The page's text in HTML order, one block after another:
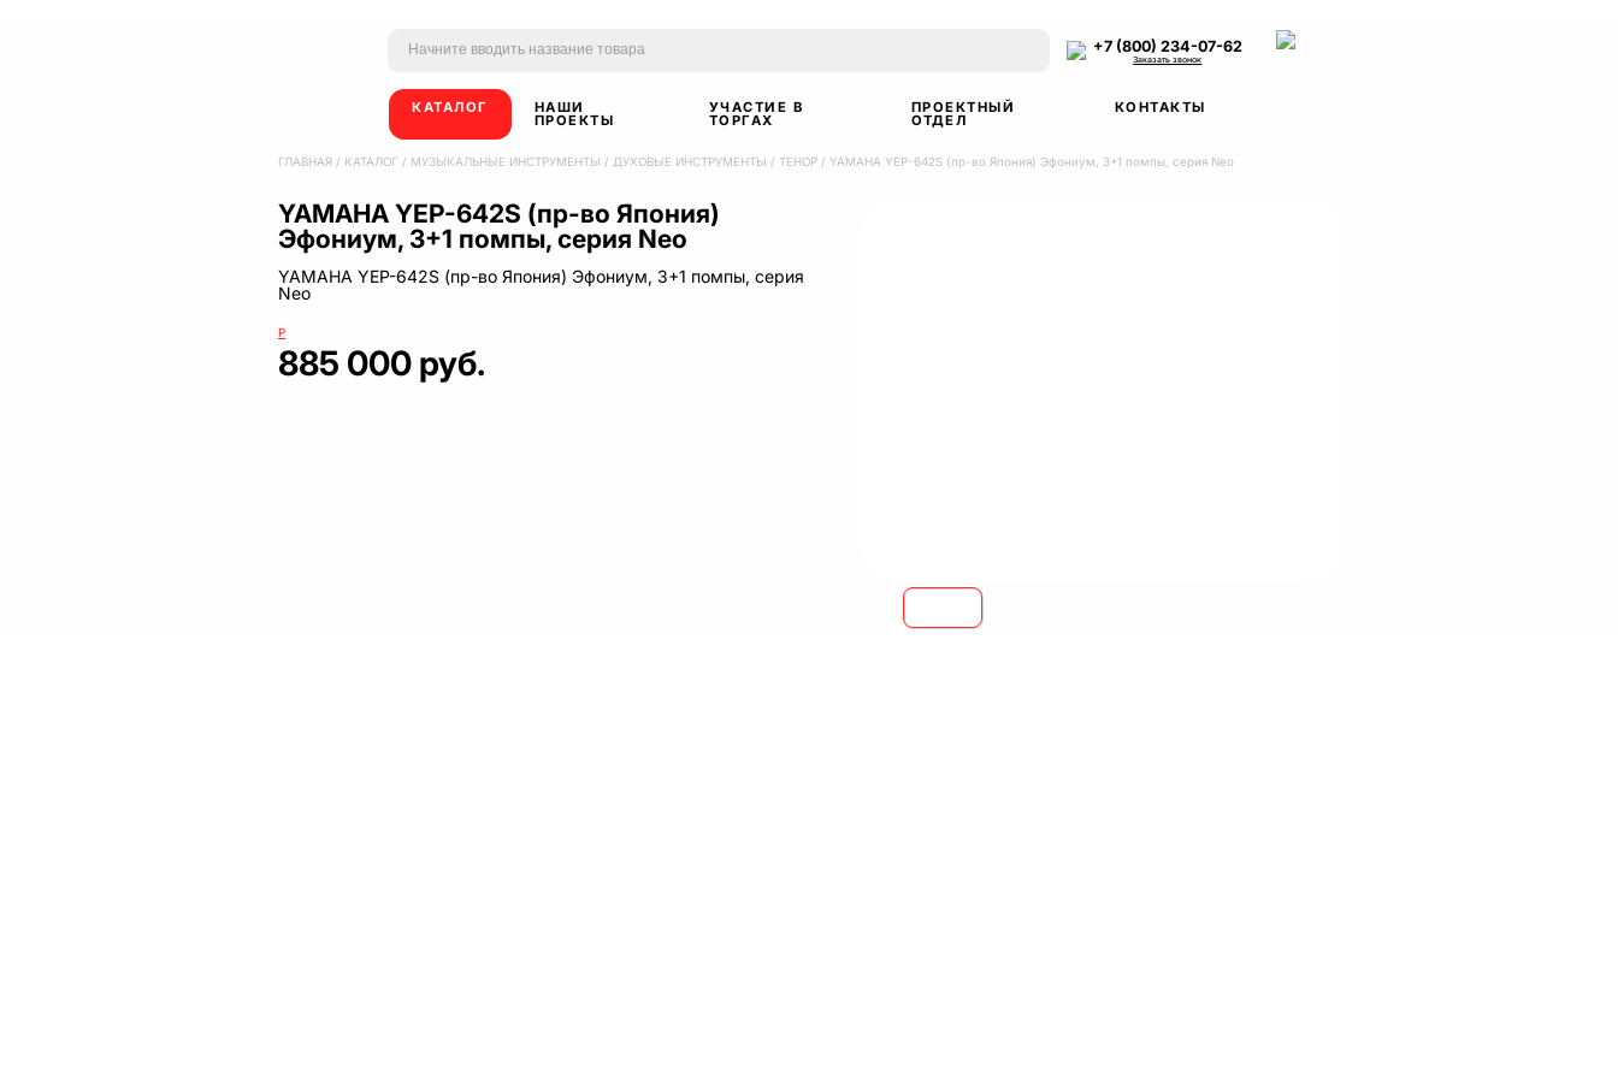
+7 (800) 234-07-62
Заказать звонок
КАТАЛОГ НАШИ
ПРОЕКТЫ
УЧАСТИЕ В
ТОРГАХ
ПРОЕКТНЫЙ
ОТДЕЛ
КОНТАКТЫ
ГЛАВНАЯ / КАТАЛОГ / МУЗЫКАЛЬНЫЕ ИНСТРУМЕНТЫ / ДУХОВЫЕ ИНСТРУМЕНТЫ / ТЕНОР / YAMAHA YEP-642S (пр-во Япония) Эфониум, 3+1 помпы, серия Neo
YAMAHA YEP-642S (пр-во Япония)
Эфониум, 3+1 помпы, серия Neo
885 000 руб.
YAMAHA YEP-642S (пр-во Япония) Эфониум, 3+1 помпы, серия
Neo
Р